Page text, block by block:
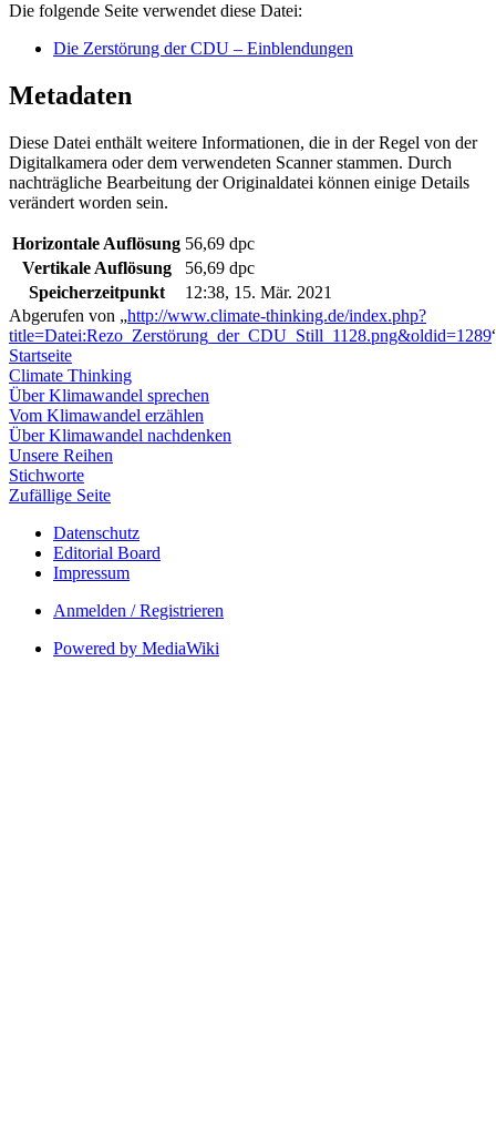
Die folgende Seite verwendet diese Datei:
Die Zerstörung der CDU – Einblendungen
Metadaten
Diese Datei enthält weitere Informationen, die in der Regel von der
Digitalkamera oder dem verwendeten Scanner stammen. Durch
nachträgliche Bearbeitung der Originaldatei können einige Details
verändert worden sein.
Horizontale Auflösung 56,69 dpc
Vertikale Auflösung
56,69 dpc
Speicherzeitpunkt
12:38, 15. Mär. 2021
Abgerufen von „http://www.climate-thinking.de/index.php?
title=Datei:Rezo_Zerstörung_der_CDU_Still_1128.png&oldid=1289
Startseite
Climate Thinking
Über Klimawandel sprechen
Vom Klimawandel erzählen
Über Klimawandel nachdenken
Unsere Reihen
Stichworte
Zufällige Seite
Datenschutz
Editorial Board
Impressum
Anmelden / Registrieren
Powered by MediaWiki